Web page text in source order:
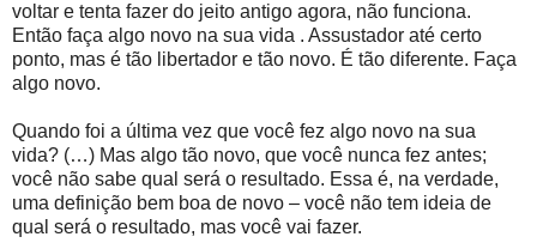
voltar e tenta fazer do jeito antigo agora, não funciona.
Então faça algo novo na sua vida . Assustador até certo
ponto, mas é tão libertador e tão novo. É tão diferente. Faça
algo novo.
Quando foi a última vez que você fez algo novo na sua
vida? (…) Mas algo tão novo, que você nunca fez antes;
você não sabe qual será o resultado. Essa é, na verdade,
uma definição bem boa de novo – você não tem ideia de
qual será o resultado, mas você vai fazer.